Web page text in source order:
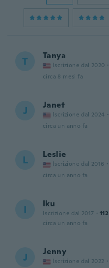
T Tanya
Iscrizione dal 2020 ·
circa 8 mesi fa
J Janet
Iscrizione dal 2024 ·
circa un anno fa
L Leslie
Iscrizione dal 2016 ·
circa un anno fa
I Iku
Iscrizione dal 2017 · 112
circa un anno fa
J Jenny
Iscrizione dal 2022 ·